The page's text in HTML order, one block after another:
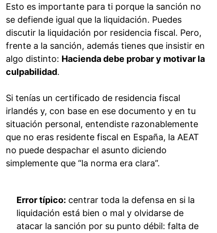
Esto es importante para ti porque la sanción no
se defiende igual que la liquidación. Puedes
discutir la liquidación por residencia fiscal. Pero,
frente a la sanción, además tienes que insistir en
algo distinto: Hacienda debe probar y motivar la
culpabilidad.
Si tenías un certificado de residencia fiscal
irlandés y, con base en ese documento y en tu
situación personal, entendiste razonablemente
que no eras residente fiscal en España, la AEAT
no puede despachar el asunto diciendo
simplemente que “la norma era clara”.
Error típico: centrar toda la defensa en si la
liquidación está bien o mal y olvidarse de
atacar la sanción por su punto débil: falta de